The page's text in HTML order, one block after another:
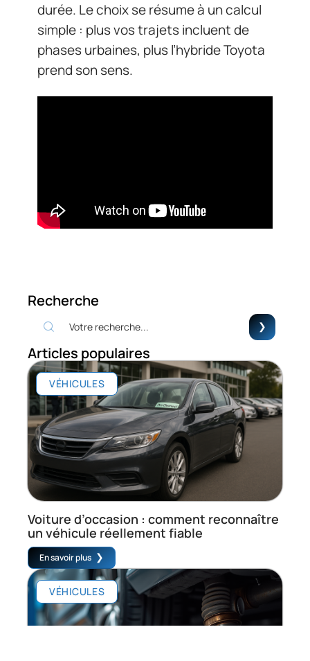
durée. Le choix se résume à un calcul
simple : plus vos trajets incluent de
phases urbaines, plus l’hybride Toyota
prend son sens.
Recherche
Articles populaires
VÉHICULES
Voiture d’occasion : comment reconnaître
un véhicule réellement fiable
En savoir plus
VÉHICULES